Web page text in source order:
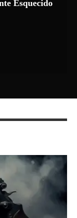
Esquecido